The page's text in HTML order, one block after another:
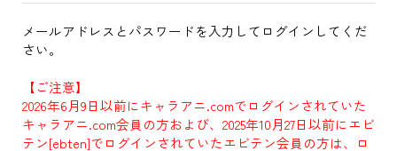
メールアドレスとパスワードを入力してログインしてくだ
さい。
【ご注意】
2026年6月9日以前にキャラアニ.comでログインされていた
キャラアニ.com会員の方および、2025年10月27日以前にエビ
テン[ebten]でログインされていたエビテン会員の方は、ロ